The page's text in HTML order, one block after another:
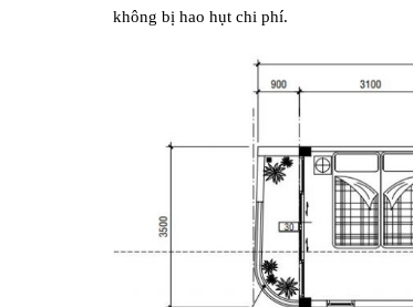
không bị hao hụt chi phí.